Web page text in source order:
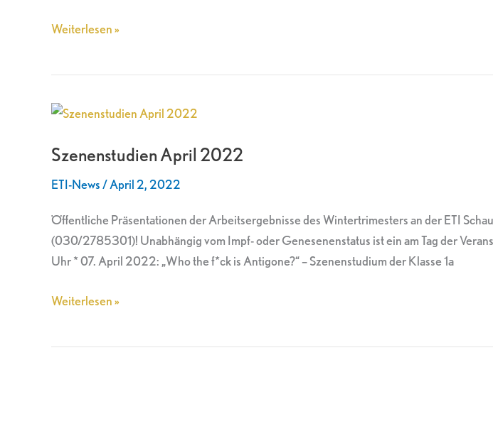
Weiterlesen »
Szenenstudien April 2022
ETI-News/April 2, 2022
Öffentliche Präsentationen der Arbeitsergebnisse des Wintertrimesters an der ETI
(030/2785301)! Unabhängig vom Impf- oder Genesenenstatus ist ein am Tag der
Uhr * 07. April 2022: „Who the f*ck is Antigone?“ – Szenenstudium der Klasse 1a
Szenenstudien
2022
Weiterlesen »